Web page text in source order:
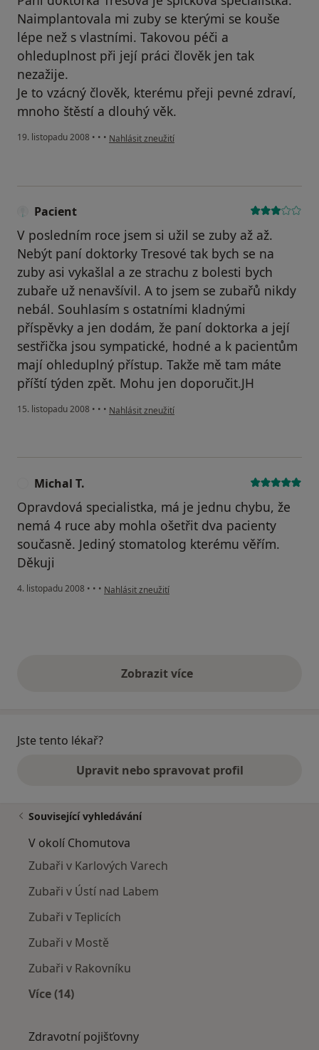
Naimplantovala mi zuby se kterými se kouše
lépe než s vlastními. Takovou péči a
ohleduplnost při její práci člověk jen tak
nezažije.
Je to vzácný člověk, kterému přeji pevné zdraví,
mnoho štěstí a dlouhý věk.
19. listopadu 2008 • • • podle názoru uživatele Emil Zeh
Nahlásit zneužití
Pacient
V posledním roce jsem si užil se zuby až až.
Nebýt paní doktorky Tresové tak bych se na
zuby asi vykašlal a ze strachu z bolesti bych
zubaře už nenavšívil. A to jsem se zubařů nikdy
nebál. Souhlasím s ostatními kladnými
příspěvky a jen dodám, že paní doktorka a její
sestřička jsou sympatické, hodné a k pacientům
mají ohleduplný přístup. Takže mě tam máte
příští týden zpět. Mohu jen doporučit.JH
15. listopadu 2008 • • • podle názoru uživatele Pacient
Nahlásit zneužití
Michal T.
Opravdová specialistka, má je jednu chybu, že
nemá 4 ruce aby mohla ošetřit dva pacienty
současně. Jediný stomatolog kterému věřím.
Děkuji
4. listopadu 2008 • • • podle názoru uživatele Michal T.
Nahlásit zneužití
Zobrazit vícevýše uvedené názory
Jste tento lékař?
Upravit nebo spravovat profil
Související vyhledávání
V okolí Chomutova
Zubaři v Karlových Varech
Zubaři v Ústí nad Labem
Zubaři v Teplicích
Zubaři v Mostě
Zubaři v Rakovníku
Více (14)
Zdravotní pojišťovny